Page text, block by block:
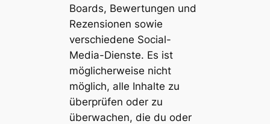
Boards, Bewertungen und
Rezensionen sowie
verschiedene Social-
Media-Dienste. Es ist
möglicherweise nicht
möglich, alle Inhalte zu
überprüfen oder zu
überwachen, die du oder